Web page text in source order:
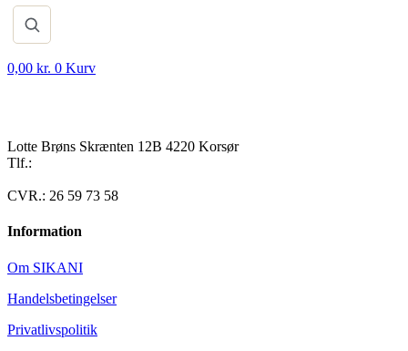
0,00 kr. 0 Kurv
Lotte Brøns Skrænten 12B 4220 Korsør
Tlf.:
CVR.: 26 59 73 58
Information
Om SIKANI
Handelsbetingelser
Privatlivspolitik